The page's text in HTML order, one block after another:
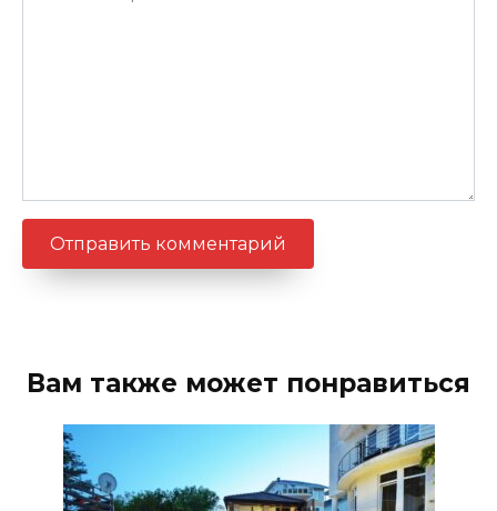
Вам также может понравиться